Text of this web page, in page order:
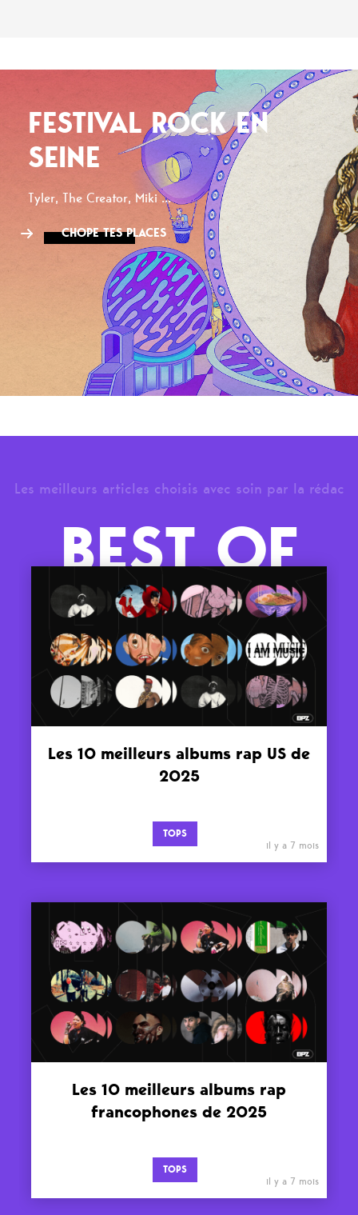
FESTIVAL ROCK EN
SEINE
Tyler, The Creator, Miki ...
CHOPE TES PLACES
Les meilleurs articles choisis avec soin par la rédac
BEST OF
Les 10 meilleurs albums rap US de
2025
TOPS
il y a 7 mois
Les 10 meilleurs albums rap
francophones de 2025
TOPS
il y a 7 mois